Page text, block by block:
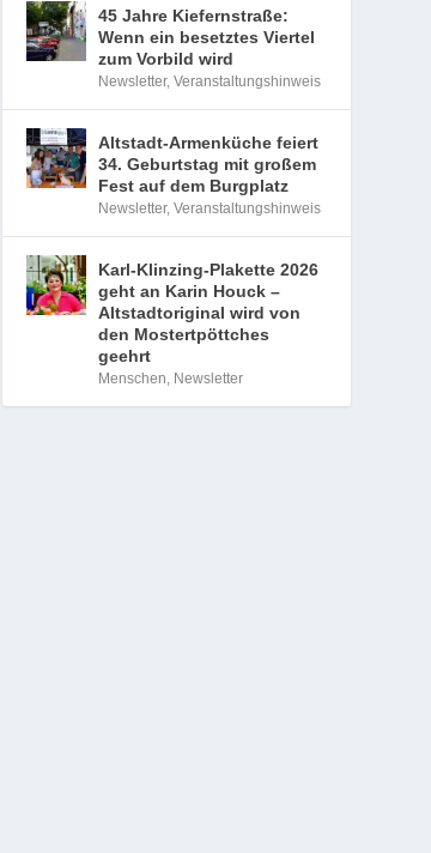
45 Jahre Kiefernstraße:
Wenn ein besetztes Viertel
zum Vorbild wird
Newsletter,Veranstaltungshinweis
Altstadt-Armenküche feiert
34. Geburtstag mit großem
Fest auf dem Burgplatz
Newsletter,Veranstaltungshinweis
Karl-Klinzing-Plakette 2026
geht an Karin Houck –
Altstadtoriginal wird von
den Mostertpöttches
geehrt
Menschen, Newsletter